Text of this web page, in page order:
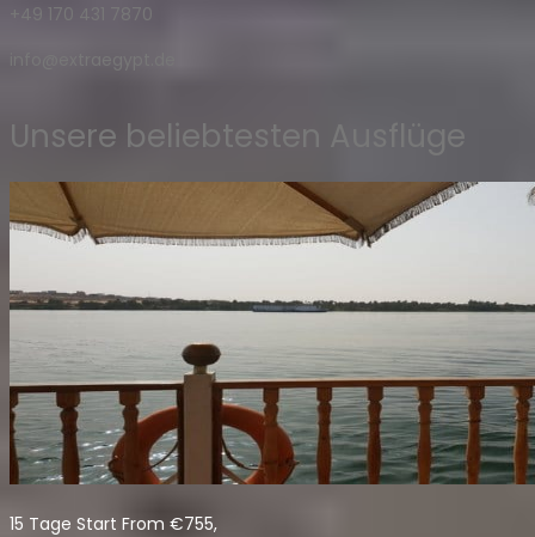
+49 170 431 7870
Unsere beliebtesten Ausflüge
15 Tage Start From €755,